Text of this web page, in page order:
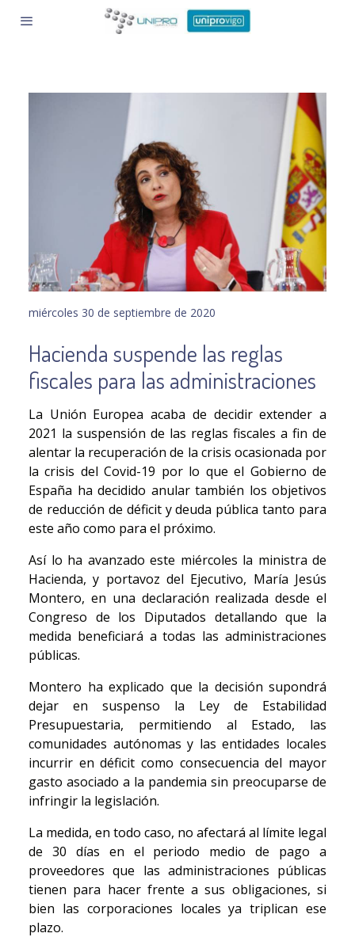
miércoles 30 de septiembre de 2020
Hacienda suspende las reglas
fiscales para las administraciones
La Unión Europea acaba de decidir extender a
2021 la suspensión de las reglas fiscales a fin de
alentar la recuperación de la crisis ocasionada por
la crisis del Covid-19 por lo que el Gobierno de
España ha decidido anular también los objetivos
de reducción de déficit y deuda pública tanto para
este año como para el próximo.
Así lo ha avanzado este miércoles la ministra de
Hacienda, y portavoz del Ejecutivo, María Jesús
Montero, en una declaración realizada desde el
Congreso de los Diputados detallando que la
medida beneficiará a todas las administraciones
públicas.
Montero ha explicado que la decisión supondrá
dejar en suspenso la Ley de Estabilidad
Presupuestaria, permitiendo al Estado, las
comunidades autónomas y las entidades locales
incurrir en déficit como consecuencia del mayor
gasto asociado a la pandemia sin preocuparse de
infringir la legislación.
La medida, en todo caso, no afectará al límite legal
de 30 días en el periodo medio de pago a
proveedores que las administraciones públicas
tienen para hacer frente a sus obligaciones, si
bien las corporaciones locales ya triplican ese
plazo.